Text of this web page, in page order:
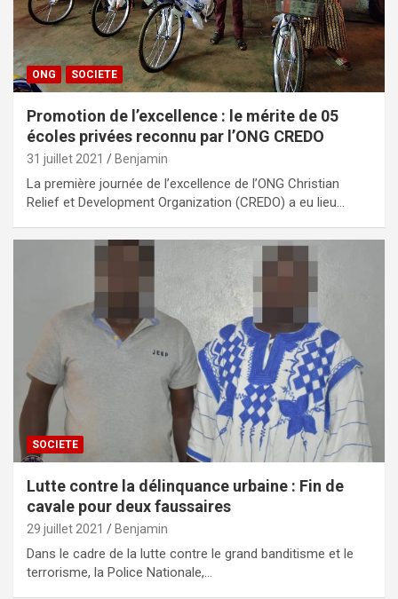
ONG SOCIETE
Promotion de l’excellence : le mérite de 05
écoles privées reconnu par l’ONG CREDO
31 juillet 2021 Benjamin
La première journée de l’excellence de l’ONG Christian
Relief et Development Organization (CREDO) a eu lieu…
SOCIETE
Lutte contre la délinquance urbaine : Fin de
cavale pour deux faussaires
29 juillet 2021 Benjamin
Dans le cadre de la lutte contre le grand banditisme et le
terrorisme, la Police Nationale,…